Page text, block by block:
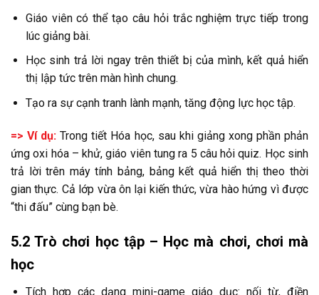
Giáo viên có thể tạo câu hỏi trắc nghiệm trực tiếp trong
lúc giảng bài.
Học sinh trả lời ngay trên thiết bị của mình, kết quả hiển
thị lập tức trên màn hình chung.
Tạo ra sự cạnh tranh lành mạnh, tăng động lực học tập.
=> Ví dụ: Trong tiết Hóa học, sau khi giảng xong phần phản
ứng oxi hóa – khử, giáo viên tung ra 5 câu hỏi quiz. Học sinh
trả lời trên máy tính bảng, bảng kết quả hiển thị theo thời
gian thực. Cả lớp vừa ôn lại kiến thức, vừa hào hứng vì được
“thi đấu” cùng bạn bè.
5.2 Trò chơi học tập – Học mà chơi, chơi mà
học
Tích hợp các dạng mini-game giáo dục: nối từ, điền